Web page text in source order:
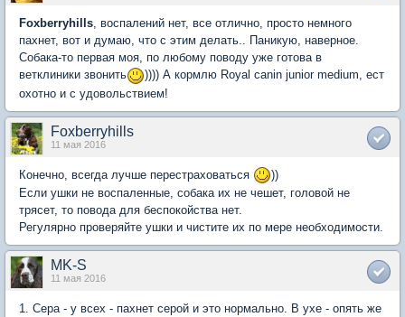
Foxberryhills, воспалений нет, все отлично, просто немного
пахнет, вот и думаю, что с этим делать.. Паникую, наверное.
Собака-то первая моя, по любому поводу уже готова в
ветклиники звонить
)))) А кормлю Royal canin junior medium, ест
охотно и с удовольствием!
Foxberryhills
11 мая 2016
Конечно, всегда лучше перестраховаться
))
Если ушки не воспаленные, собака их не чешет, головой не
трясет, то повода для беспокойства нет.
Регулярно проверяйте ушки и чистите их по мере необходимости.
MK-S
11 мая 2016
1. Сера - у всех - пахнет серой и это нормально. В ухе - опять же